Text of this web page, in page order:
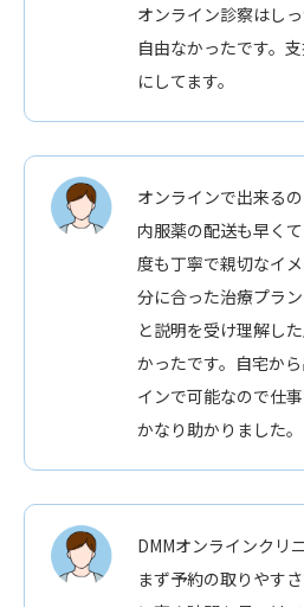
オンライン診察はし
自由なかったです。
にしてます。
オンラインで出来る
内服薬の配送も早く
度も丁寧で親切なイ
分に合った治療プラ
と説明を受け理解し
かったです。自宅か
インで可能なので仕
かなり助かりました。
DMMオンラインクリ
まず予約の取りやす